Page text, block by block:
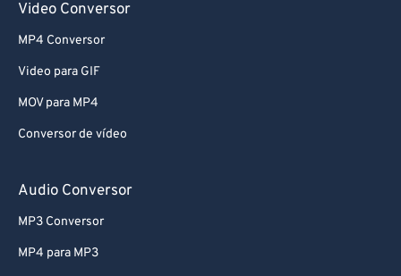
Video Conversor
MP4 Conversor
Video para GIF
MOV para MP4
Conversor de vídeo
Audio Conversor
MP3 Conversor
MP4 para MP3